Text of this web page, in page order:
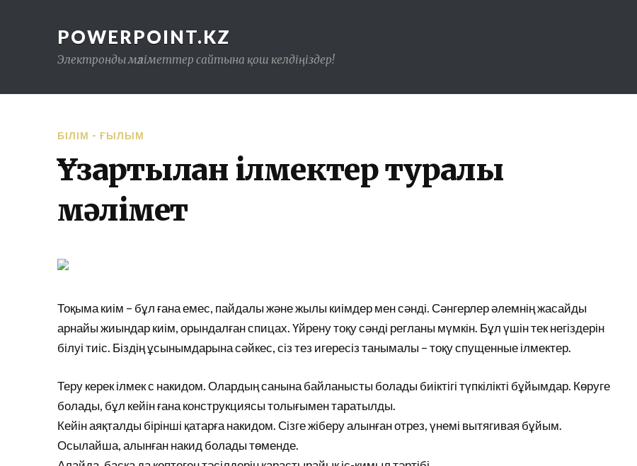
POWERPOINT.KZ
Электронды мәліметтер сайтына қош келдіңіздер!
БІЛІМ - ҒЫЛЫМ
Ұзартылған ілмектер туралы
мәлімет
Тоқыма киім – бұл ғана емес, пайдалы және жылы киімдер мен сәнді. Сәнгерлер әлемнің жасайды
арнайы жиындар киім, орындалған спицах. Үйрену тоқу сәнді регланы мүмкін. Бұл үшін тек негіздерін
білуі тиіс. Біздің ұсынымдарына сәйкес, сіз тез игересіз танымалы – тоқу спущенные ілмектер.
Теру керек ілмек с накидом. Олардың санына байланысты болады биіктігі түпкілікті бұйымдар. Көруге
болады, бұл кейін ғана конструкциясы толығымен таратылды.
Кейін аяқталды бірінші қатарға накидом. Сізге жіберу алынған отрез, үнемі вытягивая бұйым.
Осылайша, алынған накид болады төменде.